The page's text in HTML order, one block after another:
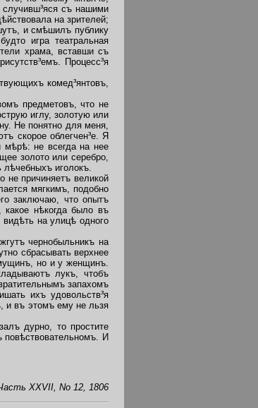
случивш³яся съ нашими
на зрителей;
и смѣшилъ публику
игра театральная
храма, вставши съ
Процесс³я
комед³янтовъ,
предметовъ, что не
иглу, золотую или
Не понятно для меня,
скорое облегчен³е. Я
мѣрѣ: не всегда на нее
золото или серебро,
иголокъ.
не причиняетъ великой
мягкимъ, подобно
заключаю, что опытъ
какое нѣкогда было въ
на улицѣ одного
чернобыльникъ на
сбрасывать верхнее
но и у женщинъ.
лукъ, чтобъ
запахомъ
ихъ удовольств³я
и въ этомъ ему не льзя
дурно, то простите
И
XXVII , No 12, 1806